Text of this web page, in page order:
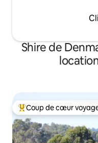
Shire de
Coups de cœur
Coup de cœur